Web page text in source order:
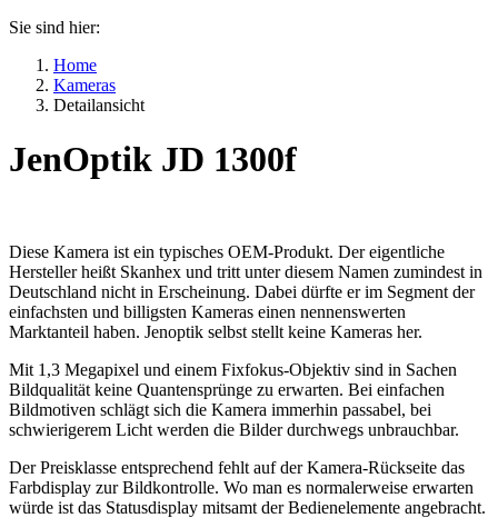
Sie sind hier:
Home
Kameras
Detailansicht
JenOptik JD 1300f
Diese Kamera ist ein typisches OEM-Produkt. Der eigentliche
Hersteller heißt Skanhex und tritt unter diesem Namen zumindest in
Deutschland nicht in Erscheinung. Dabei dürfte er im Segment der
einfachsten und billigsten Kameras einen nennenswerten
Marktanteil haben. Jenoptik selbst stellt keine Kameras her.
Mit 1,3 Megapixel und einem Fixfokus-Objektiv sind in Sachen
Bildqualität keine Quantensprünge zu erwarten. Bei einfachen
Bildmotiven schlägt sich die Kamera immerhin passabel, bei
schwierigerem Licht werden die Bilder durchwegs unbrauchbar.
Der Preisklasse entsprechend fehlt auf der Kamera-Rückseite das
Farbdisplay zur Bildkontrolle. Wo man es normalerweise erwarten
würde ist das Statusdisplay mitsamt der Bedienelemente angebracht.